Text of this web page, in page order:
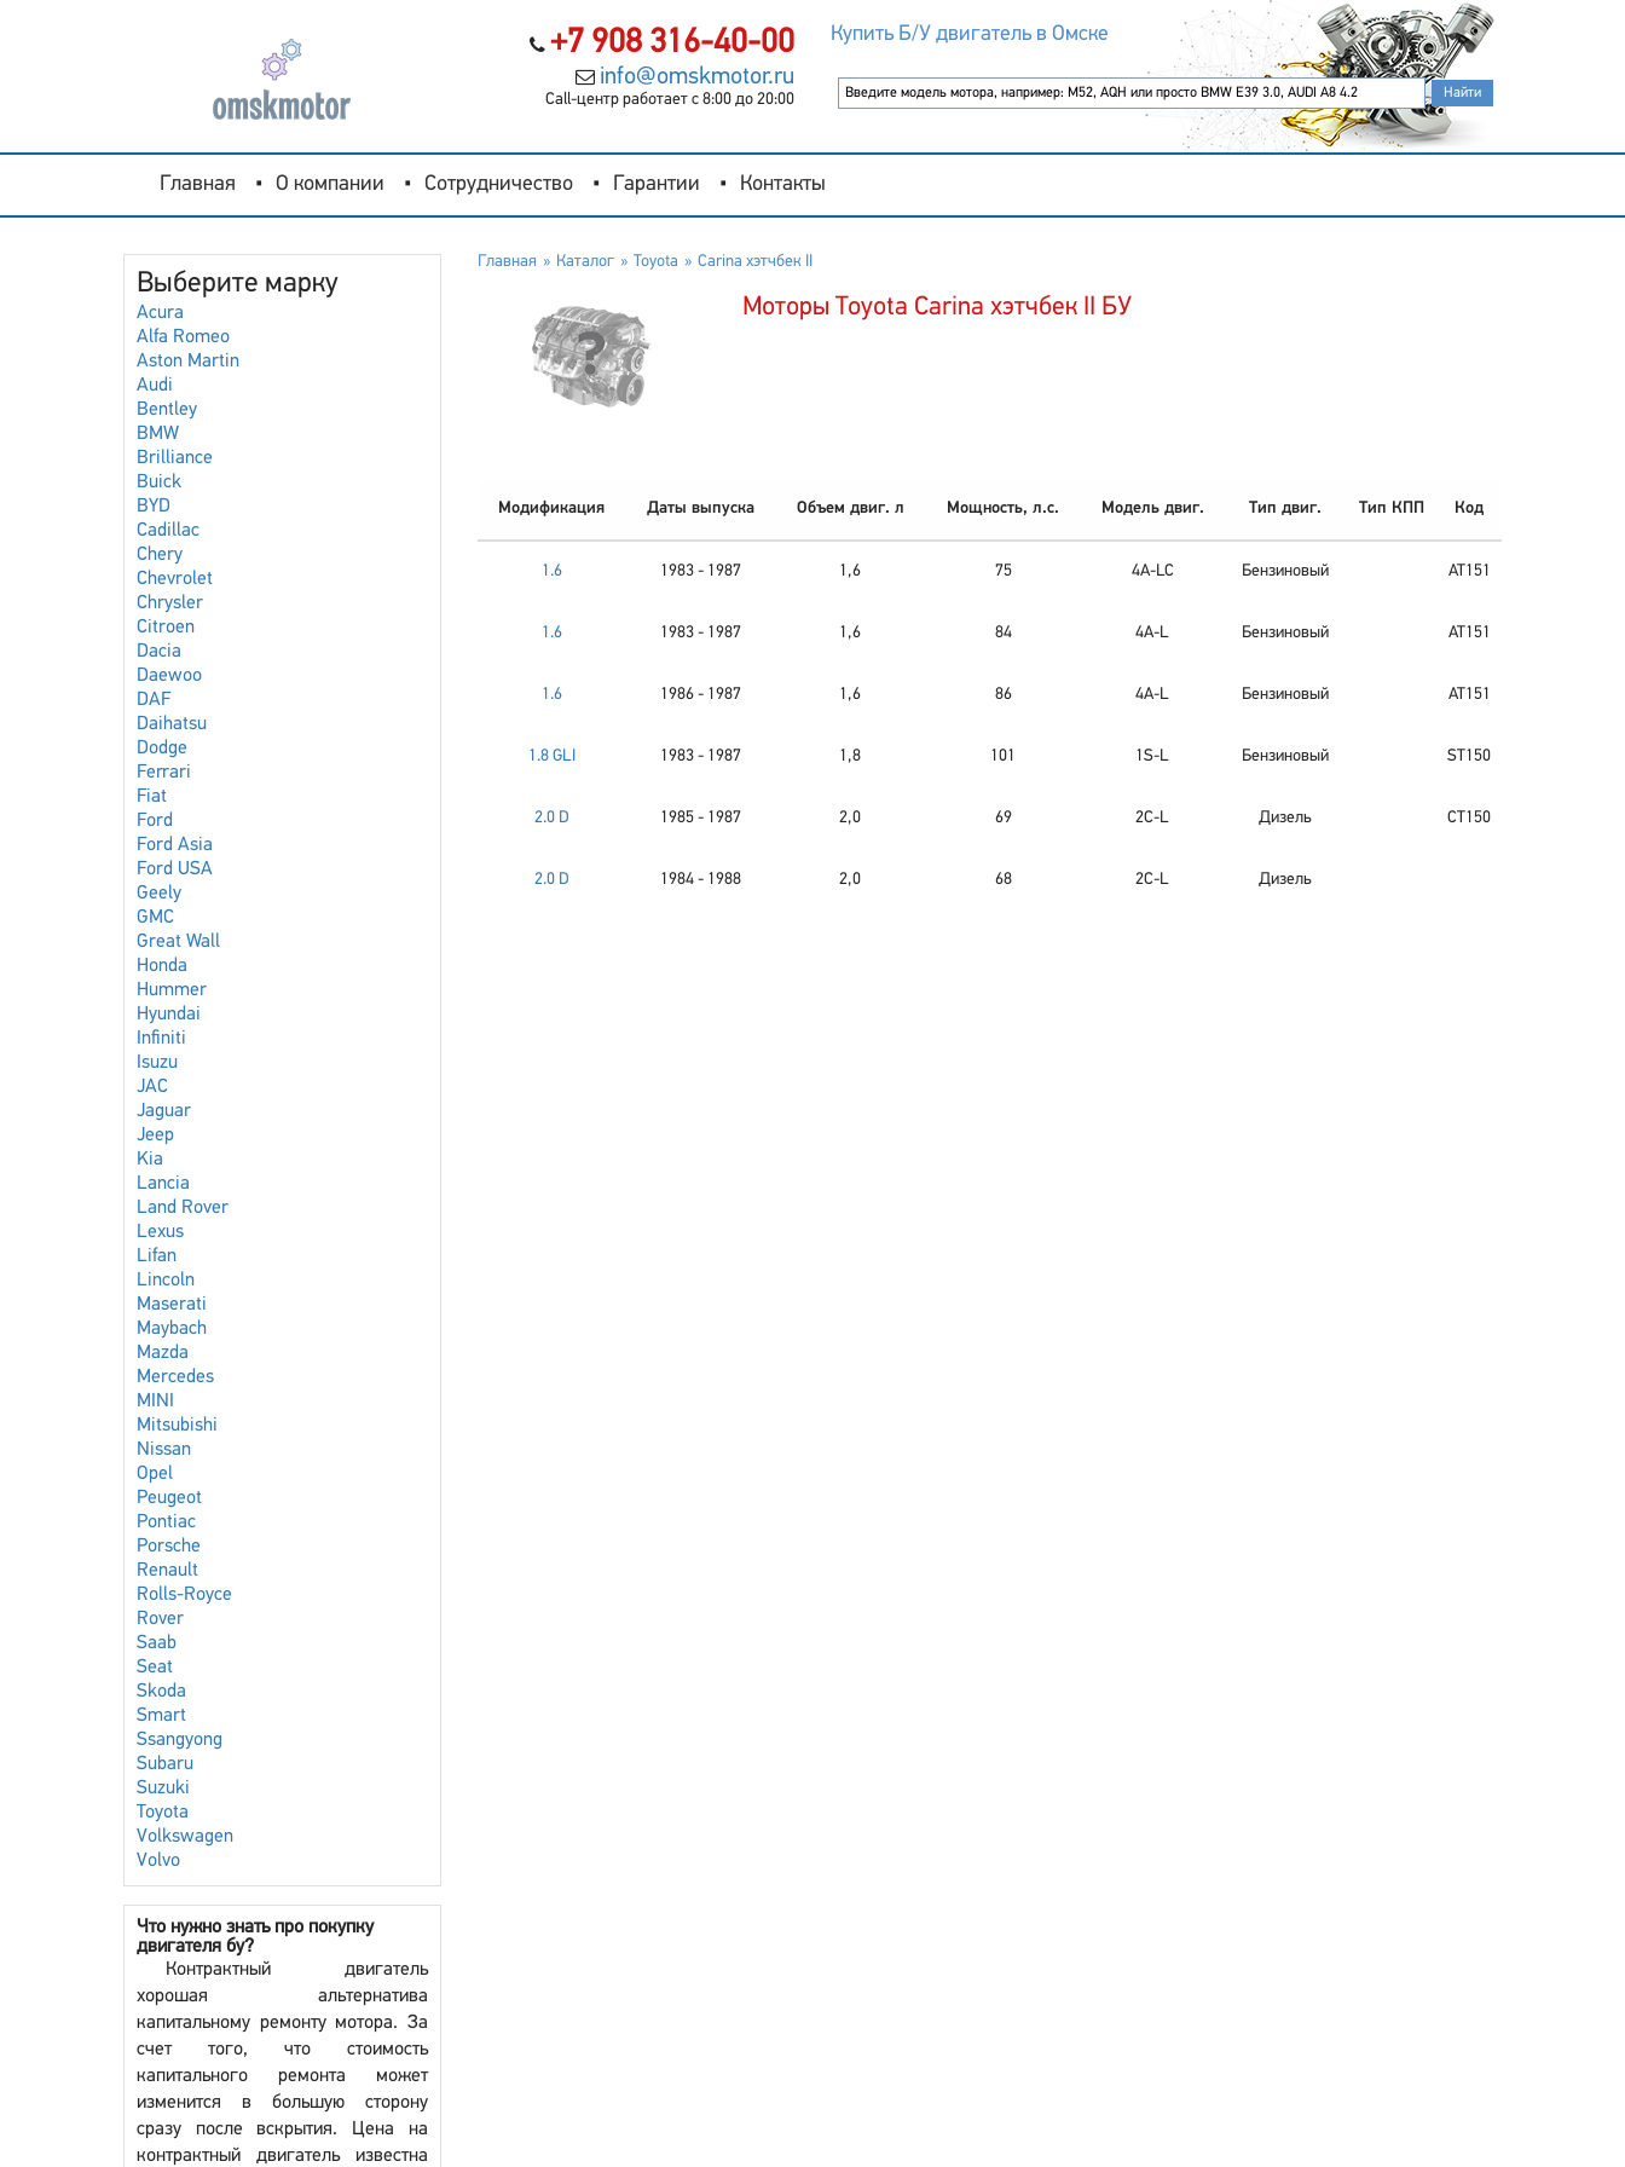
+7 908 316-40-00
info@omskmotor.ru
Call-центр работает с 8:00 до 20:00
Купить Б/У двигатель в Омске
Главная О компании Сотрудничество Гарантии Контакты
Выберите марку
Acura
Alfa Romeo
Aston Martin
Audi
Bentley
BMW
Brilliance
Buick
BYD
Cadillac
Chery
Chevrolet
Chrysler
Citroen
Dacia
Daewoo
DAF
Daihatsu
Dodge
Ferrari
Fiat
Ford
Ford Asia
Ford USA
Geely
GMC
Great Wall
Honda
Hummer
Hyundai
Infiniti
Isuzu
JAC
Jaguar
Jeep
Kia
Lancia
Land Rover
Lexus
Lifan
Lincoln
Maserati
Maybach
Mazda
Mercedes
MINI
Mitsubishi
Nissan
Opel
Peugeot
Pontiac
Porsche
Renault
Rolls-Royce
Rover
Saab
Seat
Skoda
Smart
Ssangyong
Subaru
Suzuki
Toyota
Volkswagen
Volvo
Что нужно знать про покупку
двигателя бу?
Контрактный двигатель
хорошая альтернатива
капитальному ремонту мотора. За
счет того, что стоимость
капитального ремонта может
изменится в большую сторону
сразу после вскрытия. Цена на
контрактный двигатель известна
Главная Каталог Toyota Carina хэтчбек II
Моторы Toyota Carina хэтчбек II БУ
Модификация Даты выпуска Объем двиг. л Мощность, л.с. Модель двиг. Тип двиг. Тип КПП Код
1.6 1983 - 1987 1,6 75 4A-LC Бензиновый AT151
1.6 1983 - 1987 1,6 84 4A-L Бензиновый AT151
1.6 1986 - 1987 1,6 86 4A-L Бензиновый AT151
1.8 GLI 1983 - 1987 1,8 101 1S-L Бензиновый ST150
2.0 D 1985 - 1987 2,0 69 2C-L Дизель CT150
2.0 D 1984 - 1988 2,0 68 2C-L Дизель